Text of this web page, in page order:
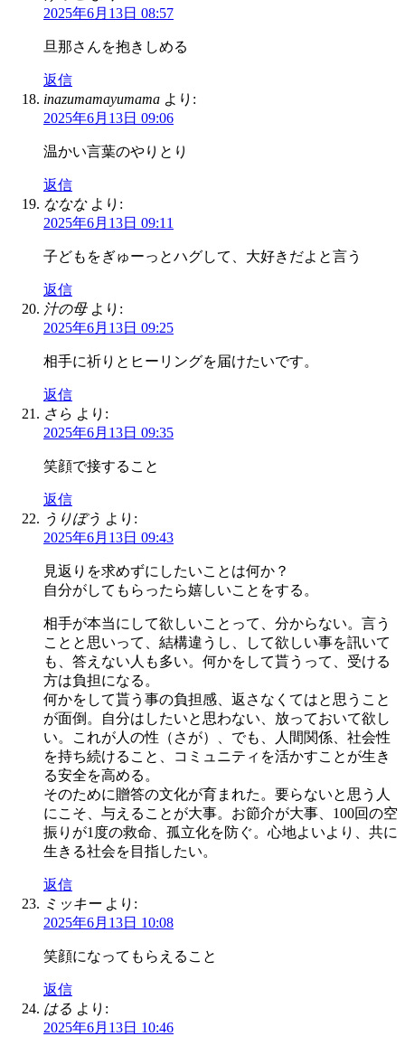
2025年6月13日 08:57
旦那さんを抱きしめる
返信
inazumamayumama より:
2025年6月13日 09:06
温かい言葉のやりとり
返信
ななな より:
2025年6月13日 09:11
子どもをぎゅーっとハグして、大好きだよと言う
返信
汁の母 より:
2025年6月13日 09:25
相手に祈りとヒーリングを届けたいです。
返信
さら より:
2025年6月13日 09:35
笑顔で接すること
返信
うりぼう より:
2025年6月13日 09:43
見返りを求めずにしたいことは何か？
自分がしてもらったら嬉しいことをする。
相手が本当にして欲しいことって、分からない。言う
ことと思いって、結構違うし、して欲しい事を訊いて
も、答えない人も多い。何かをして貰うって、受ける
方は負担になる。
何かをして貰う事の負担感、返さなくてはと思うこと
が面倒。自分はしたいと思わない、放っておいて欲し
い。これが人の性（さが）、でも、人間関係、社会性
を持ち続けること、コミュニティを活かすことが生き
る安全を高める。
そのために贈答の文化が育まれた。要らないと思う人
にこそ、与えることが大事。お節介が大事、100回の空
振りが1度の救命、孤立化を防ぐ。心地よいより、共に
生きる社会を目指したい。
返信
ミッキー より:
2025年6月13日 10:08
笑顔になってもらえること
返信
はる より:
2025年6月13日 10:46